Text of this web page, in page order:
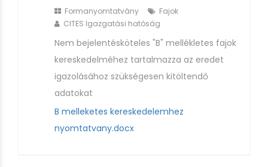
Formanyomtatvány
Fajok
CITES Igazgatási hatóság
Nem bejelentésköteles "B" mellékletes fajok
kereskedelméhez tartalmazza az eredet
igazolásához szükségesen kitöltendő
adatokat
B melleketes kereskedelemhez
nyomtatvany.docx